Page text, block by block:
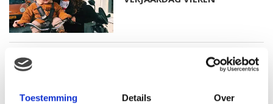
Toestemming Details Over
MAMA THIRZA VLOG: HET IS
FEEST, WANT REBEL IS JARIG!